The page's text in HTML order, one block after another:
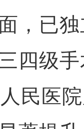
，已
四级
民医